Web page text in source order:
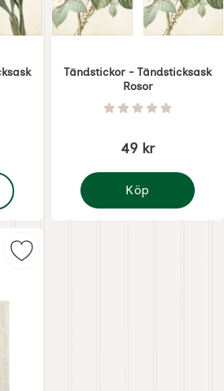
av 5
Liljekonvalj
Tändstickor - Tändsticksask
Rosor
Art. nr 7199 Betyg: 0 Stjärnor
49 kr
Köp
Tändstickor -
Markera tygkasse - Rosor